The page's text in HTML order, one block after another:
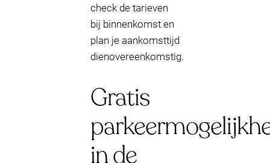
check de tarieven
bij binnenkomst en
plan je aankomsttijd
dienovereenkomstig.
Gratis
in de